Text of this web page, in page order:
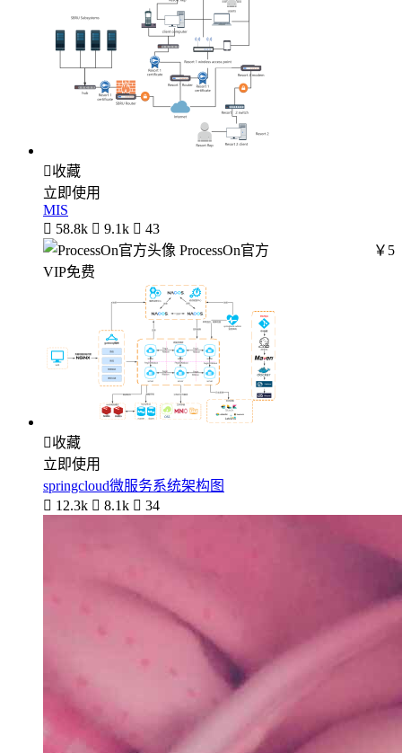
收藏
立即使用
MIS
 58.8k  9.1k  43
ProcessOn官方
￥5
VIP免费
收藏
立即使用
springcloud微服务系统架构图
 12.3k  8.1k  34